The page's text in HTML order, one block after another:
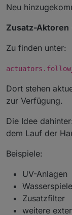
Neu
Zusatz-Aktoren
Zu finden unter:
Dort stehen
zur Verfügung.
Die Idee
dem Lauf der
Beispiele:
UV-Anlagen
Wasserspiele
Zusatzfilter
weitere